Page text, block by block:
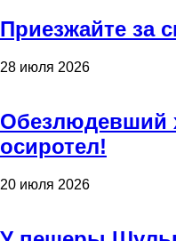
Приезжайте за
28 июля 2026
Обезлюдевший
осиротел!
20 июля 2026